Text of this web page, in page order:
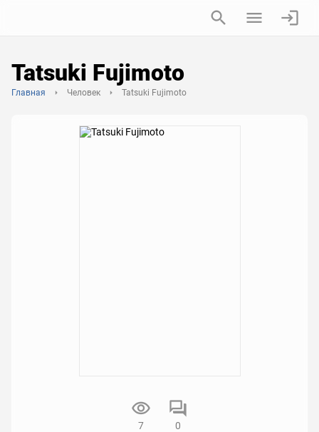
Tatsuki Fujimoto
Главная Человек Tatsuki Fujimoto
7 0